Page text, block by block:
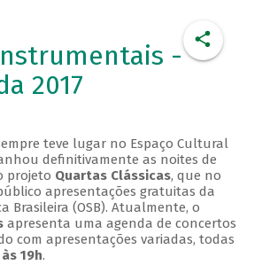
-
2017
teve lugar no Espaço Cultural
definitivamente as noites de
projeto Quartas Clássicas, que no
apresentações gratuitas da
Brasileira (OSB). Atualmente, o
apresenta uma agenda de concertos
com apresentações variadas, todas
19h.